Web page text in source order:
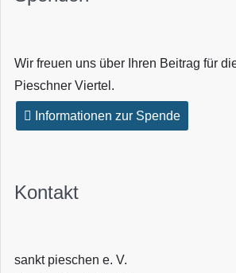
Wir freuen uns über Ihren Beitrag für
Pieschner Viertel.
Informationen zur Spende
Kontakt
sankt pieschen e. V.